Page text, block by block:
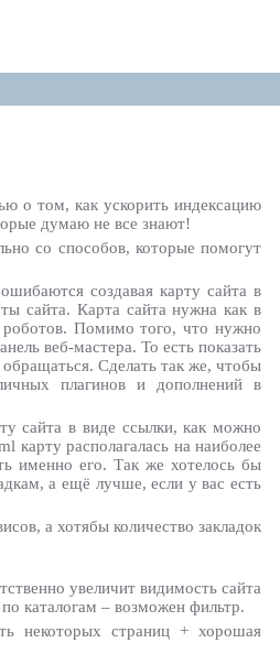
о том, как ускорить индексацию
думаю не все знают!
со способов, которые помогут
создавая карту сайта в
сайта. Карта сайта нужна как в
Помимо того, что нужно
веб-мастера. То есть показать
Сделать так же, чтобы
плагинов и дополнений в
сайта в виде ссылки, как можно
карту располагалась на наиболее
именно его. Так же хотелось бы
а ещё лучше, если у вас есть
а хотябы количество закладок
увеличит видимость сайта
каталогам – возможен фильтр.
некоторых страниц + хорошая